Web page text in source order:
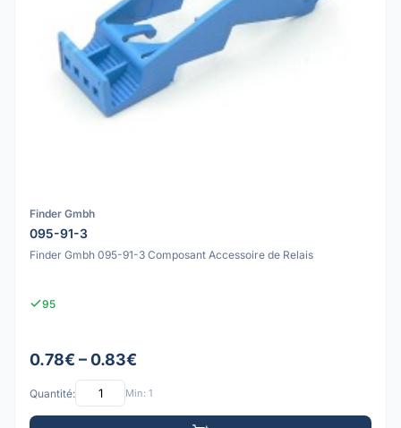
Finder Gmbh
095-91-3
Finder Gmbh 095-91-3 Composant Accessoire de Relais
95
0.78€ – 0.83€
Quantité: Min: 1